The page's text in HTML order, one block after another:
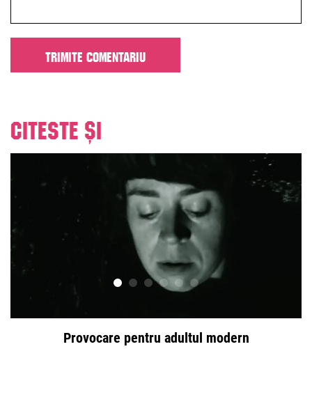
Citeste și
Provocare pentru adultul modern